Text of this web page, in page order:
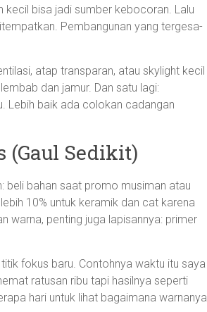
bisa jadi sumber kebocoran. Lalu
Pembangunan yang tergesa-
atap transparan, atau skylight kecil
dan jamur. Dan satu lagi:
Lebih baik ada colokan cadangan
(Gaul Sedikit)
beli bahan saat promo musiman atau
10% untuk keramik dan cat karena
warna, penting juga lapisannya: primer
fokus baru. Contohnya waktu itu saya
ratusan ribu tapi hasilnya seperti
hari untuk lihat bagaimana warnanya